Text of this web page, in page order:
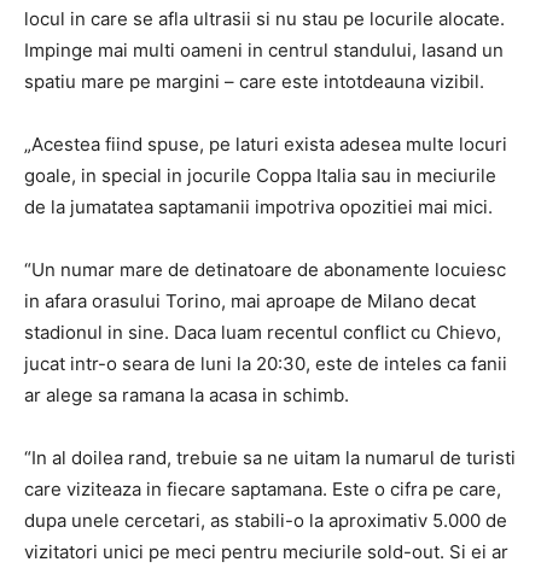
locul in care se afla ultrasii si nu stau pe locurile alocate.
Impinge mai multi oameni in centrul standului, lasand un
spatiu mare pe margini – care este intotdeauna vizibil.
„Acestea fiind spuse, pe laturi exista adesea multe locuri
goale, in special in jocurile Coppa Italia sau in meciurile
de la jumatatea saptamanii impotriva opozitiei mai mici.
“Un numar mare de detinatoare de abonamente locuiesc
in afara orasului Torino, mai aproape de Milano decat
stadionul in sine. Daca luam recentul conflict cu Chievo,
jucat intr-o seara de luni la 20:30, este de inteles ca fanii
ar alege sa ramana la acasa in schimb.
“In al doilea rand, trebuie sa ne uitam la numarul de turisti
care viziteaza in fiecare saptamana. Este o cifra pe care,
dupa unele cercetari, as stabili-o la aproximativ 5.000 de
vizitatori unici pe meci pentru meciurile sold-out. Si ei ar